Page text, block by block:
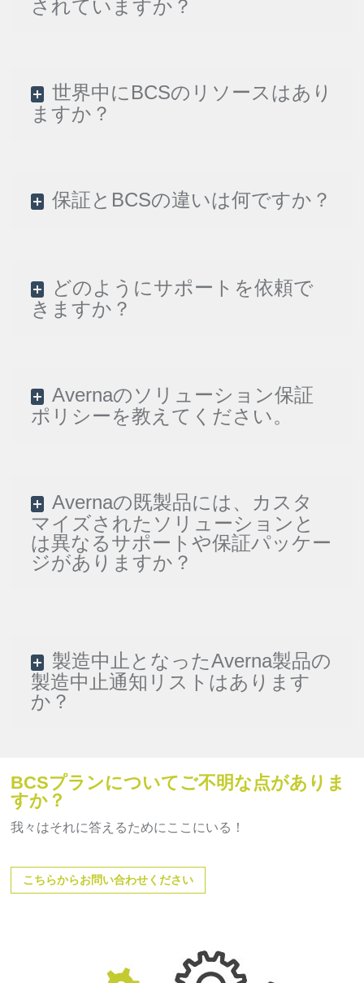
されていますか？
世界中にBCSのリソースはあり
ますか？
保証とBCSの違いは何ですか？
どのようにサポートを依頼で
きますか？
Avernaのソリューション保証
ポリシーを教えてください。
Avernaの既製品には、カスタ
マイズされたソリューションと
は異なるサポートや保証パッケー
ジがありますか？
製造中止となったAverna製品の
製造中止通知リストはあります
か？
BCSプランについてご不明な点がありま
すか？
我々はそれに答えるためにここにいる！
こちらからお問い合わせください